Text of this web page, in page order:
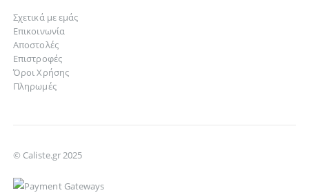
Σχετικά με εμάς
Επικοινωνία
Αποστολές
Επιστροφές
Όροι Χρήσης
Πληρωμές
© Caliste.gr 2025